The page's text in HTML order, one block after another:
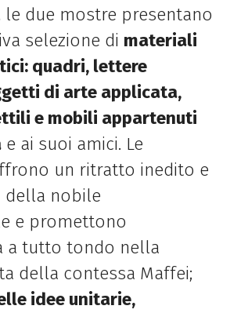
le due mostre presentano
selezione di materiali
quadri, lettere
di arte applicata,
e mobili appartenuti
e ai suoi amici. Le
un ritratto inedito e
nobile
e promettono
a tutto tondo nella
della contessa Maffei;
idee unitarie,